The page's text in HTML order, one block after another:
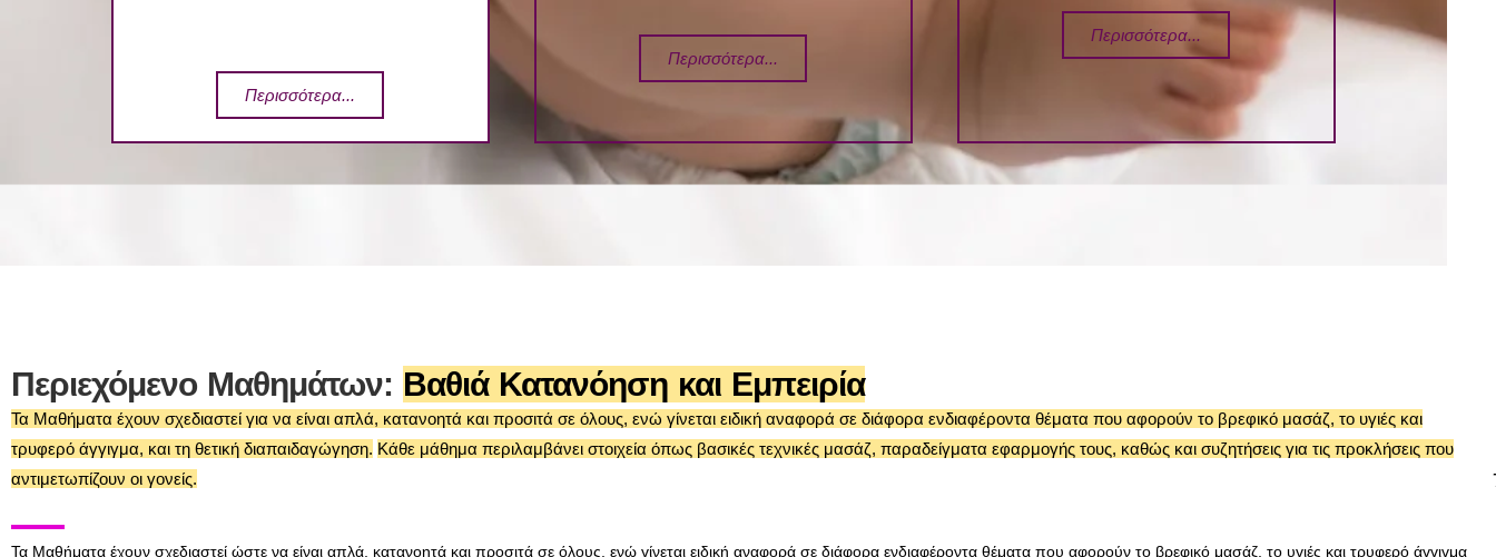
Περισσότερα...
Περισσότερα...
Περισσότερα...
Περιεχόμενο Μαθημάτων: Βαθιά Κατανόηση και Εμπειρία
Τα Μαθήματα έχουν σχεδιαστεί για να είναι απλά, κατανοητά και προσιτά σε όλους, ενώ γίνεται ειδική αναφορά σε διάφορα ενδιαφέροντα θέματα που αφορούν το βρεφικό μασάζ, το υγιές και
τρυφερό άγγιγμα, και τη θετική διαπαιδαγώγηση. Κάθε μάθημα περιλαμβάνει στοιχεία όπως βασικές τεχνικές μασάζ, παραδείγματα εφαρμογής τους, καθώς και συζητήσεις για τις προκλήσεις που
αντιμετωπίζουν οι γονείς.
Τα Μαθήματα έχουν σχεδιαστεί ώστε να είναι απλά, κατανοητά και προσιτά σε όλους, ενώ γίνεται ειδική αναφορά σε διάφορα ενδιαφέροντα θέματα που αφορούν το βρεφικό μασάζ, το υγιές και τρυφερό άγγιγμα